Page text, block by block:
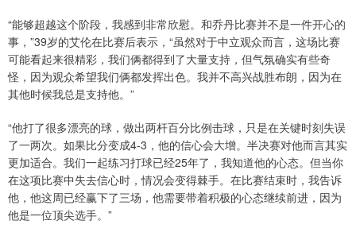
“能够超越这个阶段，我感到非常欣慰。和乔丹比赛并不是一件开心的
事，”39岁的艾伦在比赛后表示，“虽然对于中立观众而言，这场比赛
可能看起来很精彩，我们俩都得到了大量支持，但气氛确实有些奇
怪，因为观众希望我们俩都发挥出色。我并不高兴战胜布朗，因为在
其他时候我总是支持他。”
“他打了很多漂亮的球，做出两杆百分比例击球，只是在关键时刻失误
了一两次。如果比分变成4-3，他的信心会大增。半决赛对他而言其实
更加适合。我们一起练习打球已经25年了，我知道他的心态。但当你
在这项比赛中失去信心时，情况会变得棘手。在比赛结束时，我告诉
他，他这周已经赢下了三场，他需要带着积极的心态继续前进，因为
他是一位顶尖选手。”